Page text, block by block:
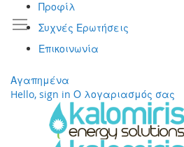
Προφίλ
Συχνές Ερωτήσεις
Επικοινωνία
Αγαπημένα
Hello, sign in Ο λογαριασμός σας